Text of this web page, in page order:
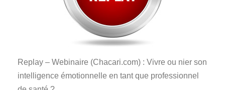
Replay – Webinaire (Chacari.com) : Vivre ou nier son
intelligence émotionnelle en tant que professionnel